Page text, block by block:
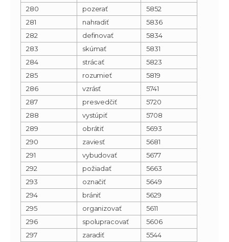
280
pozerať
5852
281
nahradiť
5836
282
definovať
5834
283
skúmať
5831
284
strácať
5823
285
rozumieť
5819
286
vzrásť
5741
287
presvedčiť
5720
288
vystúpiť
5708
289
obrátiť
5693
290
zaviesť
5681
291
vybudovať
5677
292
požiadať
5663
293
označiť
5649
294
brániť
5629
295
organizovať
5611
296
spolupracovať
5606
297
zaradiť 5544